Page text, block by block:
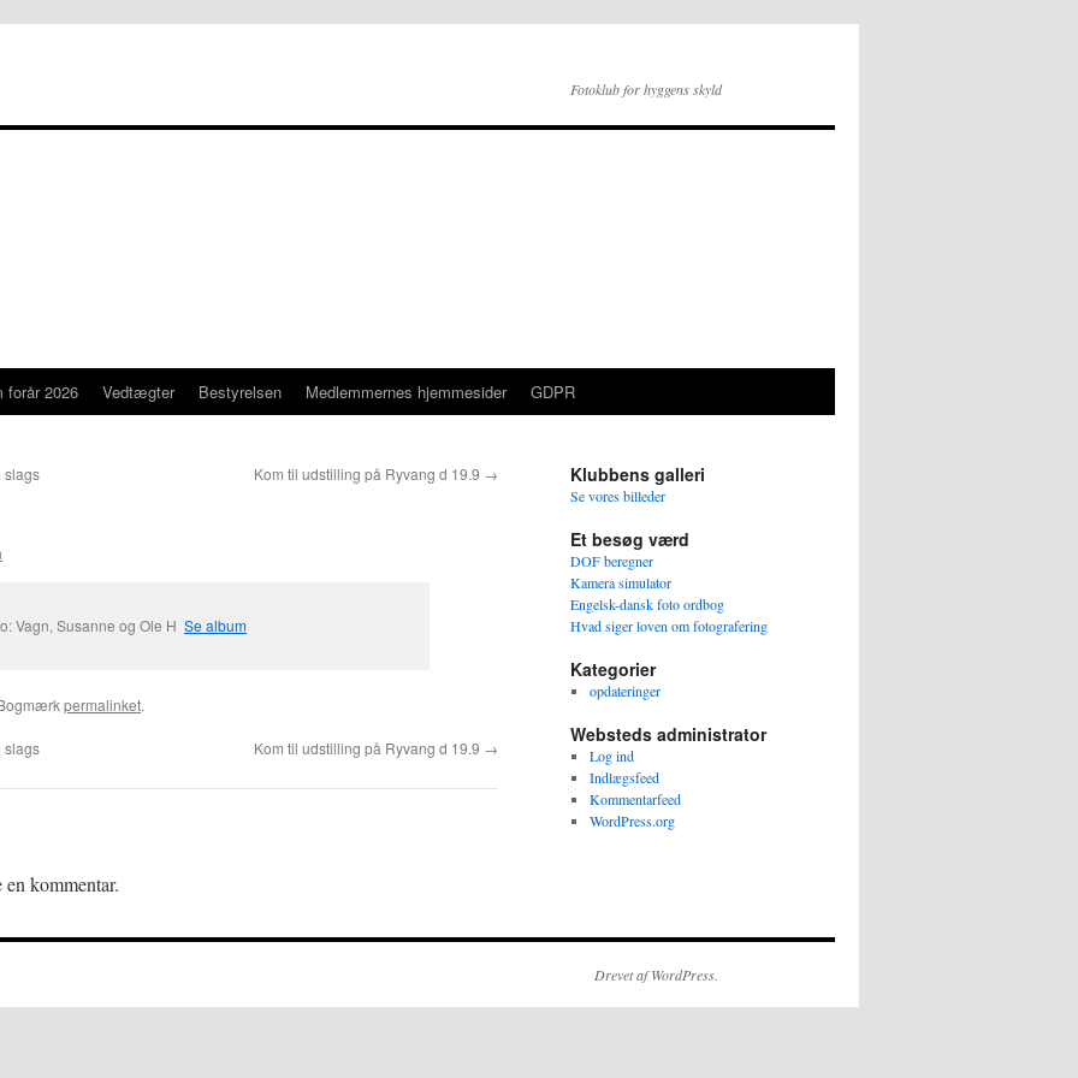
Fotoklub for hyggens skyld
forår 2026 Vedtægter Bestyrelsen Medlemmernes hjemmesider GDPR
slags Kom til udstilling på Ryvang d 19.9 →
Vagn, Susanne og Ole H Se album
permalinket.
slags Kom til udstilling på Ryvang d 19.9 →
kommentar.
Klubbens galleri
Se vores billeder
Et besøg værd
DOF beregner
Kamera simulator
Engelsk-dansk foto ordbog
Hvad siger loven om fotografering
Kategorier
opdateringer
Websteds administrator
Log ind
Indlægsfeed
Kommentarfeed
WordPress.org
Drevet af WordPress.